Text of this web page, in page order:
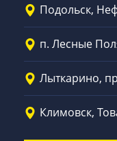
Подольск,
п. Лесные
Лыткарино,
Климовск,